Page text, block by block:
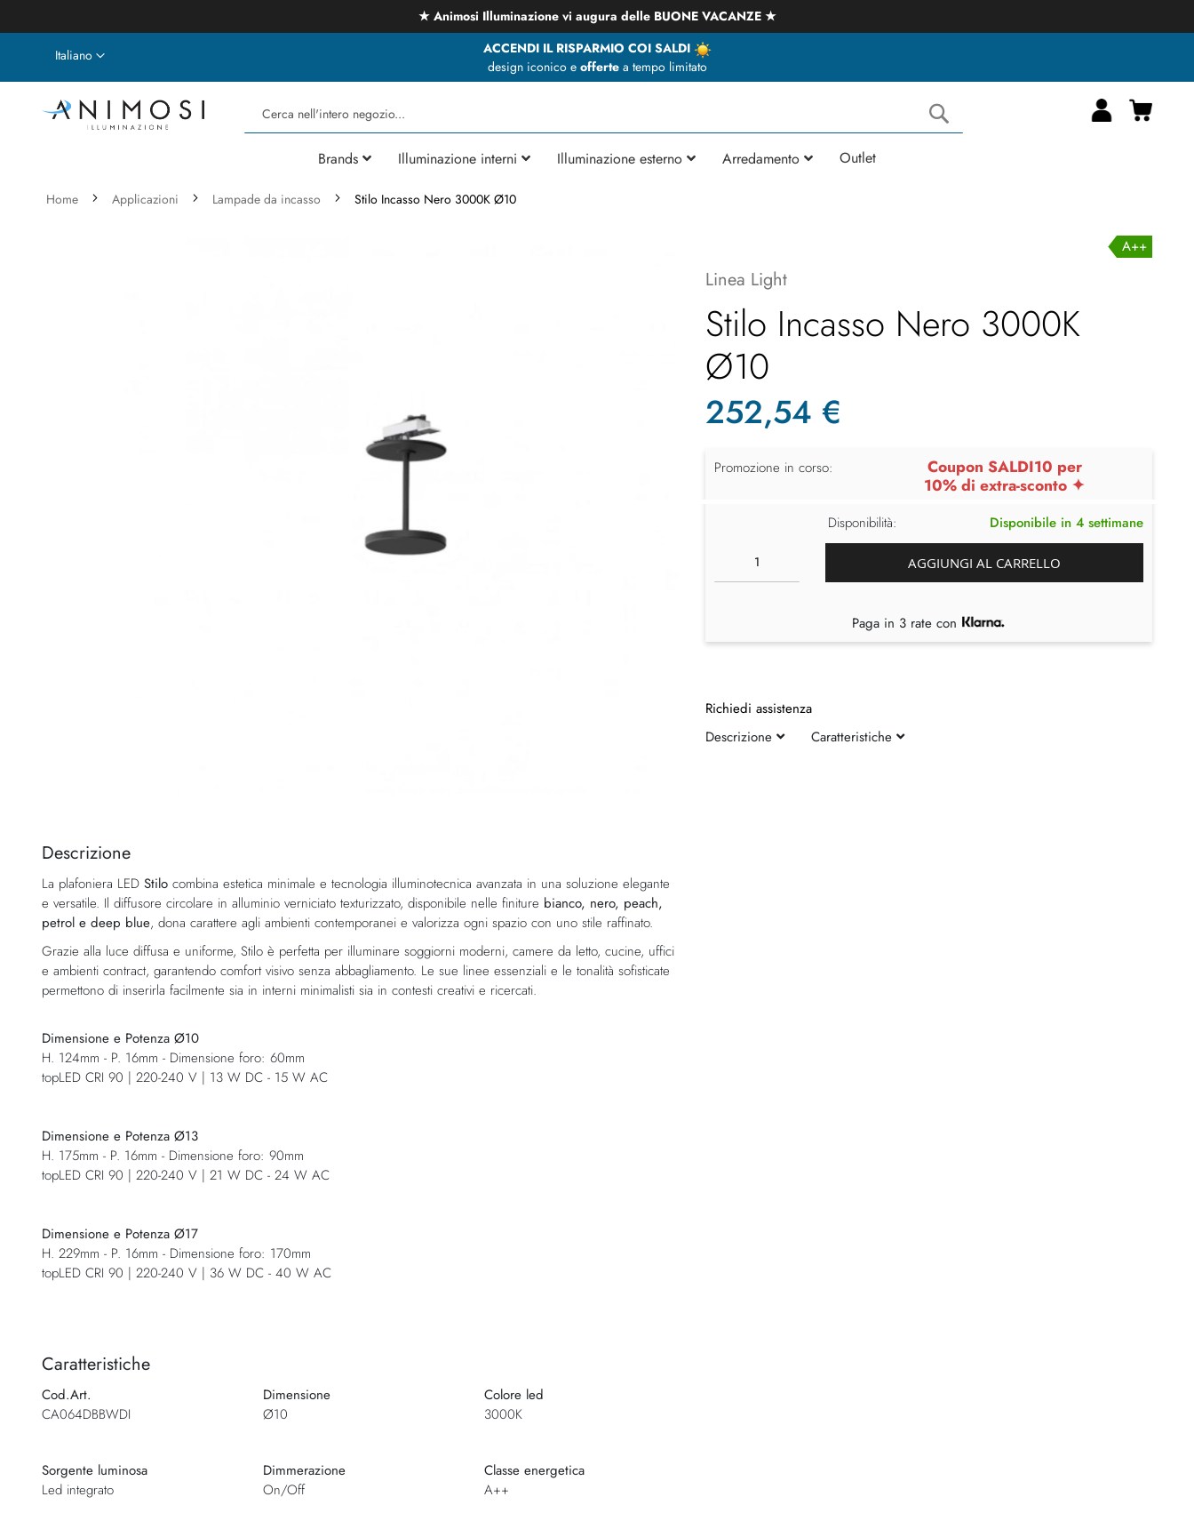
★ Animosi Illuminazione vi augura delle BUONE VACANZE ★
ACCENDI IL RISPARMIO COI SALDI
design iconico e offertea tempo limitato
Lingua
Italiano
Cerca Cerca
Carrello
Brands Illuminazione interni Illuminazione esterno Arredamento Outlet
Home Applicazioni Lampade da incasso Stilo Incasso Nero 3000K Ø10
della
di
immagini
Descrizione
La plafoniera LED Stilo combina estetica minimale e tecnologia illuminotecnica avanzata in una soluzione elegante
e versatile. Il diffusore circolare in alluminio verniciato texturizzato, disponibile nelle finiture bianco, nero, peach,
petrol e deep blue, dona carattere agli ambienti contemporanei e valorizza ogni spazio con uno stile raffinato.
Grazie alla luce diffusa e uniforme, Stilo è perfetta per illuminare soggiorni moderni, camere da letto, cucine, uffici
e ambienti contract, garantendo comfort visivo senza abbagliamento. Le sue linee essenziali e le tonalità sofisticate
permettono di inserirla facilmente sia in interni minimalisti sia in contesti creativi e ricercati.
Dimensione e Potenza Ø10
H. 124mm - P. 16mm - Dimensione foro: 60mm
topLED CRI 90 | 220-240 V | 13 W DC - 15 W AC
Dimensione e Potenza Ø13
H. 175mm - P. 16mm - Dimensione foro: 90mm
topLED CRI 90 | 220-240 V | 21 W DC - 24 W AC
Dimensione e Potenza Ø17
H. 229mm - P. 16mm - Dimensione foro: 170mm
topLED CRI 90 | 220-240 V | 36 W DC - 40 W AC
Caratteristiche
Cod.Art.
CA064DBBWDI
Dimensione
Ø10
Colore led
3000K
Sorgente luminosa
Led integrato
Dimmerazione
On/Off
Classe energetica
A++
A++
Linea Light
Stilo Incasso Nero 3000K
Ø10
252,54 €
Promozione in corso:
Coupon SALDI10 per
10% di extra-sconto ✦
Disponibilità: Disponibile in 4 settimane
AGGIUNGI AL CARRELLO
Paga in 3 rate con
Richiedi assistenza
Descrizione
Caratteristiche